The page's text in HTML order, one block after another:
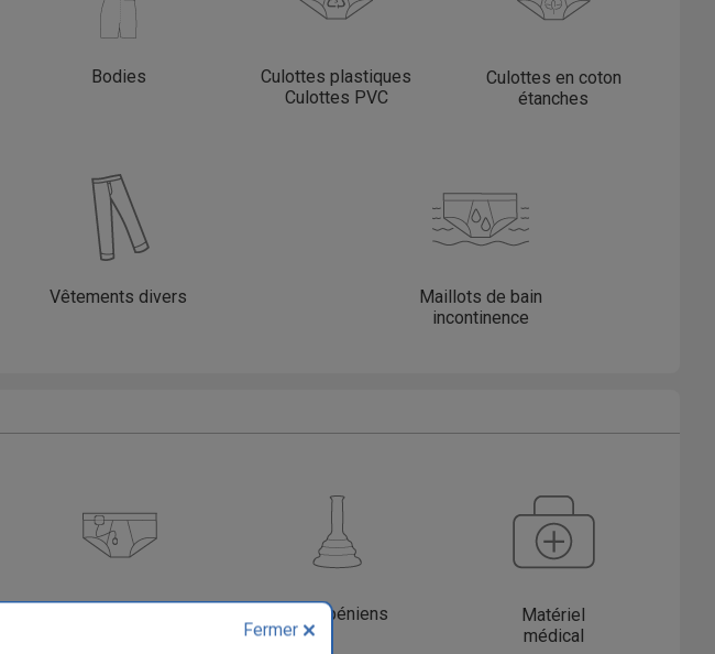
Bodies
Culottes plastiques
Culottes PVC
Culottes en coton
étanches
Vêtements divers
Maillots de bain
incontinence
Etuis péniens
Matériel
médical
Fermer